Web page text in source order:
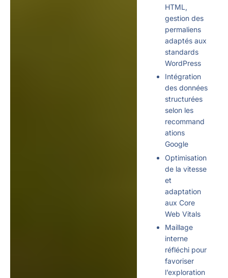
HTML,
gestion des
permaliens
adaptés aux
standards
WordPress
Intégration
des données
structurées
selon les
recommand
ations
Google
Optimisation
de la vitesse
et
adaptation
aux Core
Web Vitals
Maillage
interne
réfléchi pour
favoriser
l’exploration